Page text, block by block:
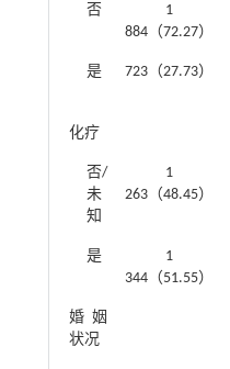
否
1
884（72.27）
是 723（27.73）
化疗
否/
未
知
1
263（48.45）
是
1
344（51.55）
婚姻
状况